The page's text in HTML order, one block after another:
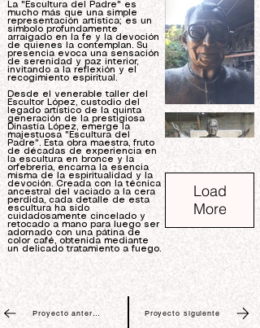
La "Escultura del Padre" es
mucho más que una simple
representación artística; es un
símbolo profundamente
arraigado en la fe y la devoción
de quienes la contemplan. Su
presencia evoca una sensación
de serenidad y paz interior,
invitando a la reflexión y el
recogimiento espiritual.
Desde el venerable taller del
Escultor López, custodio del
legado artístico de la quinta
generación de la prestigiosa
Dinastía López, emerge la
majestuosa "Escultura del
Padre". Esta obra maestra, fruto
de décadas de experiencia en
la escultura en bronce y la
orfebrería, encarna la esencia
misma de la espiritualidad y la
devoción. Creada con la técnica
ancestral del vaciado a la cera
perdida, cada detalle de esta
escultura ha sido
cuidadosamente cincelado y
retocado a mano para luego ser
adornado con una pátina de
color café, obtenida mediante
un delicado tratamiento a fuego.
Load
More
Proyecto anterior Proyecto siguiente